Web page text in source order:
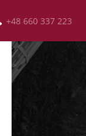
+48 660 337 223